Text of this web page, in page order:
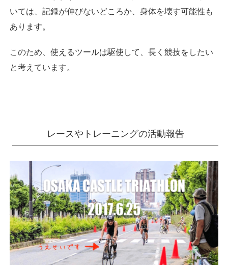
いては、記録が伸びないどころか、身体を壊す可能性も
あります。
このため、使えるツールは駆使して、長く競技をしたい
と考えています。
レースやトレーニングの活動報告